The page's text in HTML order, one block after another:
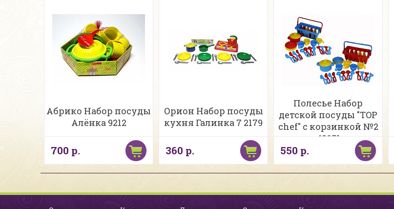
Абрико Набор посуды
Алёнка 9212
700 р.
Орион Набор посуды
кухня Галинка 7 2179
360 р.
Полесье Набор
детской посуды "TOP
chef" с корзинкой №2
42651
550 р.